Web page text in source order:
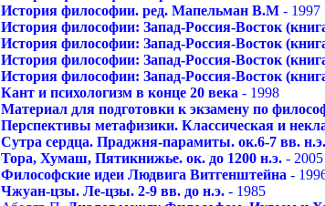
История философии. ред. Мапельман В.М - 1997
История философии: Запад-Россия-Восток
История философии: Запад-Россия-Восток
История философии: Запад-Россия-Восток
История философии: Запад-Россия-Восток
Кант и психологизм в конце 20 века - 1998
Материал для подготовки к экзамену по
Перспективы метафизики. Классическая и
Сутра сердца. Праджня-парамиты. ок.6-7 вв. н.э.
Тора, Хумаш, Пятикнижье. ок. до 1200 н.э. - 2005
Философские идеи Людвига Витгенштейна -
Чжуан-цзы. Ле-цзы. 2-9 вв. до н.э. - 1985